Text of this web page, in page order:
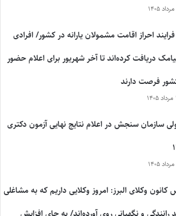
فرایند احراز اقامت مشمولان یارانه در کشور/ افرادی
دریافت کرده‌اند تا آخر شهریور برای اعلام حضور
فرصت دارند
سازمان سنجش در اعلام نتایج نهایی آزمون دکتری
کانون وکلای البرز: امروز وکلایی داریم که به مشاغلی